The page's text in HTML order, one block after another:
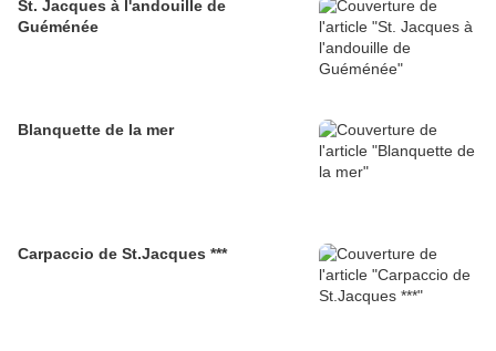
St. Jacques à l'andouille de
Guéménée
Blanquette de la mer
Carpaccio de St.Jacques ***